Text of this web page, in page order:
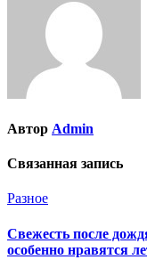
Автор Admin
Связанная запись
Разное
Свежесть после
особенно нравятся